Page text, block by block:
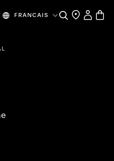
FRANCAIS Recherche
MesPanier